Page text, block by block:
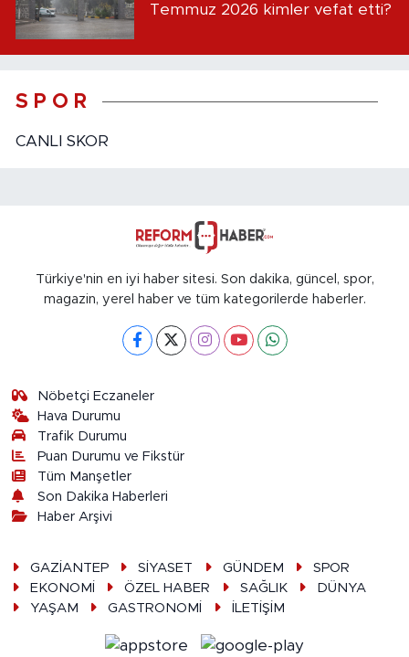
Temmuz 2026 kimler vefat etti?
S P O R
CANLI SKOR
Türkiye'nin en iyi haber sitesi. Son dakika, güncel, spor,
magazin, yerel haber ve tüm kategorilerde haberler.
Nöbetçi Eczaneler
Hava Durumu
Trafik Durumu
Puan Durumu ve Fikstür
Tüm Manşetler
Son Dakika Haberleri
Haber Arşivi
GAZİANTEP SİYASET GÜNDEM
SPOR
EKONOMİ
ÖZEL HABER SAĞLIK
DÜNYA
YAŞAM
GASTRONOMİ İLETİŞİM